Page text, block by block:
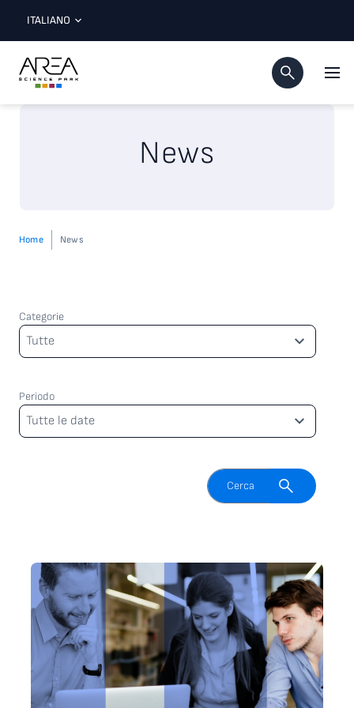
ITALIANO
News
Home News
Categorie
Categorie
Tutte
Periodo
Periodo
Tutte le date
Attiva il campo di ricerca